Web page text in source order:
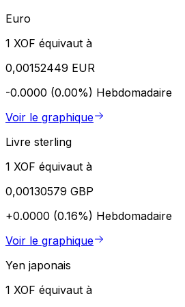
Euro
1 XOF équivaut à
0,00152449 EUR
-0.0000 (0.00%) Hebdomadaire
Voir le graphique
Livre sterling
1 XOF équivaut à
0,00130579 GBP
+0.0000 (0.16%) Hebdomadaire
Voir le graphique
Yen japonais
1 XOF équivaut à